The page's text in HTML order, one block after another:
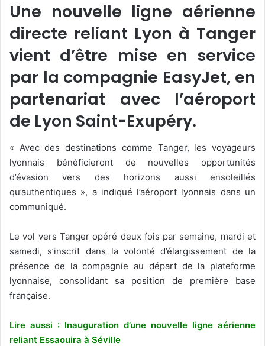
Une nouvelle ligne aérienne
directe reliant Lyon à Tanger
vient d’être mise en service
par la compagnie EasyJet, en
partenariat avec l’aéroport
de Lyon Saint-Exupéry.
« Avec des destinations comme Tanger, les voyageurs
lyonnais bénéficieront de nouvelles opportunités
d’évasion vers des horizons aussi ensoleillés
qu’authentiques », a indiqué l’aéroport lyonnais dans un
communiqué.
Le vol vers Tanger opéré deux fois par semaine, mardi et
samedi, s’inscrit dans la volonté d’élargissement de la
présence de la compagnie au départ de la plateforme
lyonnaise, consolidant sa position de première base
française.
Lire aussi : Inauguration d’une nouvelle ligne aérienne
reliant Essaouira à Séville